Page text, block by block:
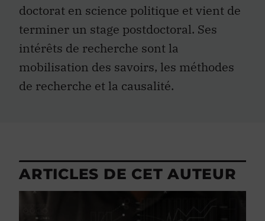
doctorat en science politique et vient de
terminer un stage postdoctoral. Ses
intérêts de recherche sont la
mobilisation des savoirs, les méthodes
de recherche et la causalité.
ARTICLES DE CET AUTEUR